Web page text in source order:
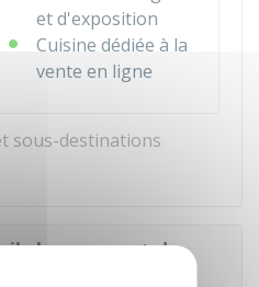
sous-destinations
et d'exposition
Cuisine dédiée à la
vente en ligne
il changement de
?